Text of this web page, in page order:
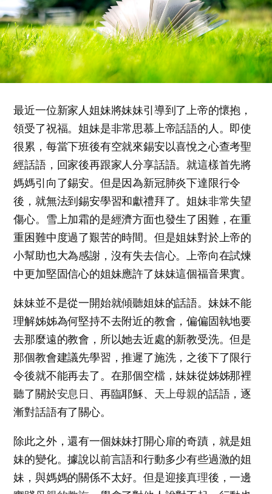
最近一位新家人姐妹將妹妹引導到了上帝的懷抱，
領受了祝福。姐妹是非常思慕上帝話語的人。即使
很累，每當下班後有空就來錫安以喜悅之心查考聖
經話語，回家後再跟家人分享話語。就這樣首先將
媽媽引向了錫安。但是因為新冠肺炎下達限行令
後，就無法到錫安學習和獻禮拜了。姐妹非常失望
傷心。雪上加霜的是經濟方面也發生了困難，在重
重困難中度過了艱苦的時間。但是姐妹對於上帝的
小幫助也大為感謝，沒有失去信心。上帝向在試煉
中更加堅固信心的姐妹應許了妹妹這個福音果實。
妹妹並不是從一開始就傾聽姐妹的話語。妹妹不能
理解姊姊為何堅持不去附近的教會，偏偏固執地要
去那麼遠的教會，所以她去近處的新教受洗。但是
那個教會建議先學習，推遲了施洗，之後下了限行
令後就不能再去了。在那個空檔，妹妹從姊姊那裡
聽了關於安息日 、再臨耶穌、 天上母親的話語，逐
漸對話語有了關心。
除此之外，還有一個妹妹打開心扉的奇蹟，就是姐
妹的變化。據說以前言語和行動多少有些過激的姐
妹，與媽媽的關係不太好。但是迎接真理後，一邊